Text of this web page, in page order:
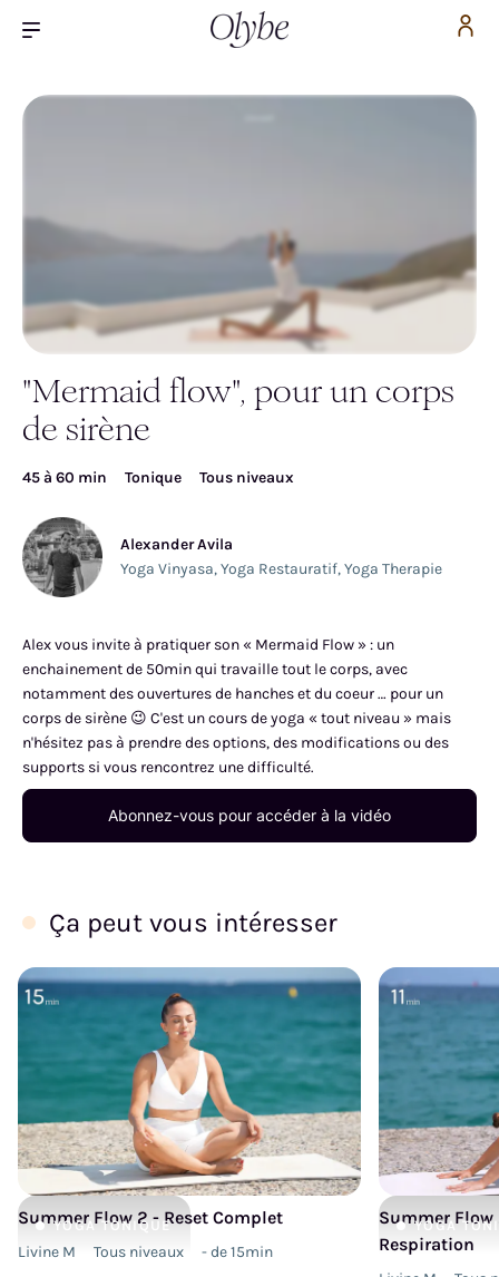
Inscrivez-vous pour accéder gratuitement à la
"Mermaid flow", pour un corps
de sirène
45 à 60 min Tonique Tous niveaux
Alexander Avila
Yoga Vinyasa,Yoga Restauratif,Yoga Therapie
Alex vous invite à pratiquer son « Mermaid Flow » : un
enchainement de 50min qui travaille tout le corps, avec
notamment des ouvertures de hanches et du coeur … pour un
corps de sirène 😉 C'est un cours de yoga « tout niveau » mais
n'hésitez pas à prendre des options, des modifications ou des
supports si vous rencontrez une difficulté.
Abonnez-vous pour accéder à la vidéo
Ça peut vous intéresser
YOGA TONIQUE
Summer Flow 2 - Reset Complet
Livine M Tous niveaux - de 15min
YOGA
Summer
Respiration